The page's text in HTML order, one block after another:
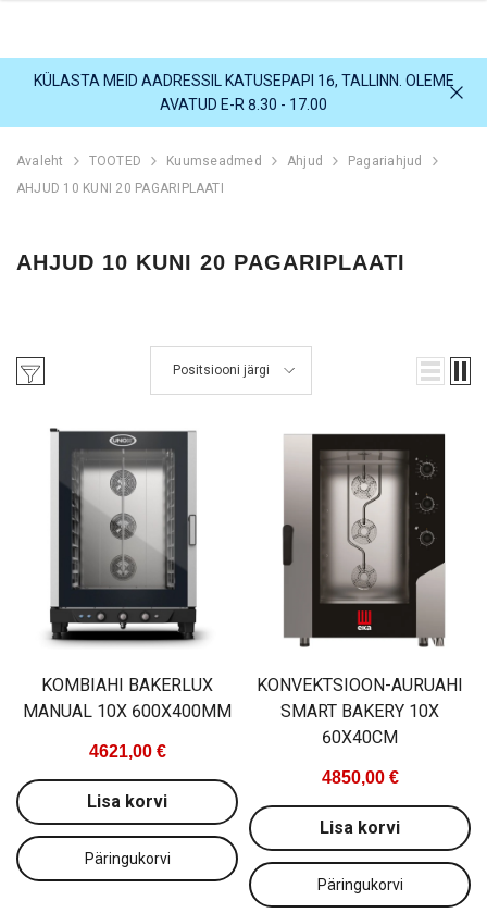
KÜLASTA MEID AADRESSIL KATUSEPAPI 16, TALLINN. OLEME
AVATUD E-R 8.30 - 17.00
Avaleht TOOTED Kuumseadmed Ahjud
Pagariahjud
AHJUD 10 KUNI 20 PAGARIPLAATI
AHJUD 10 KUNI 20 PAGARIPLAATI
Positsiooni järgi
KOMBIAHI BAKERLUX
MANUAL 10X 600X400MM
4621,00 €
Lisa korvi
KONVEKTSIOON-AURUAHI
SMART BAKERY 10X
60X40CM
4850,00 €
Lisa korvi
KÜLMKAPP 110L
692,00 €
Lisa korvi
KÜLMKAPP